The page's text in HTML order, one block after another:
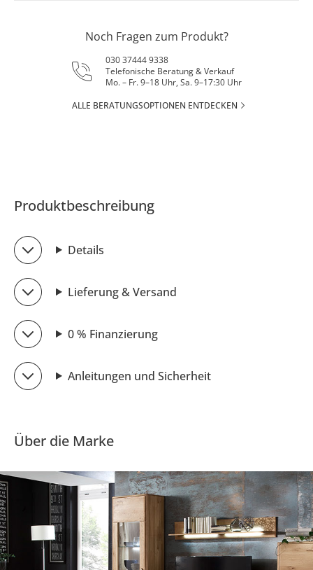
Noch Fragen zum Produkt?
030 37444 9338
Telefonische Beratung & Verkauf
Mo. – Fr. 9–18 Uhr, Sa. 9–17:30 Uhr
ALLE BERATUNGSOPTIONEN ENTDECKEN
Produktbeschreibung
Details
Lieferung & Versand
0 % Finanzierung
Anleitungen und Sicherheit
Über die Marke